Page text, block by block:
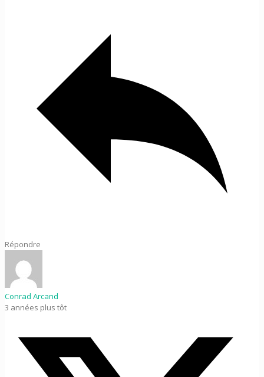
Répondre
Conrad Arcand
3 années plus tôt